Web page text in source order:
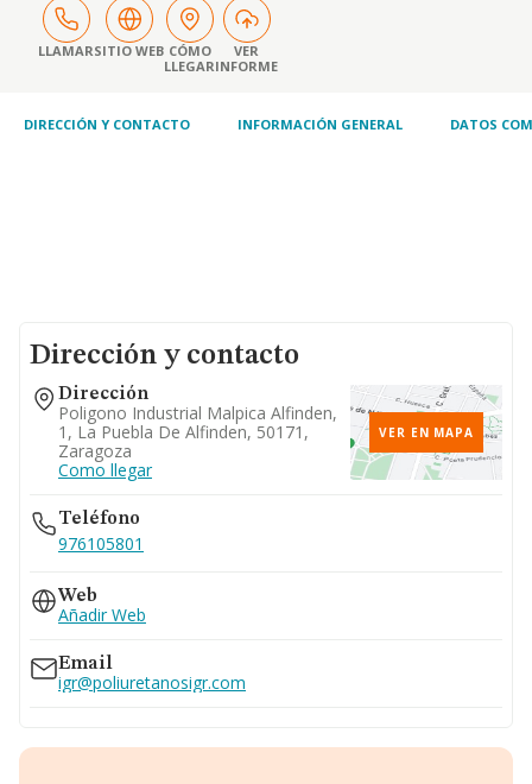
LLAMARSITIO WEB CÓMO
LLEGAR
VER
INFORME
DIRECCIÓN Y CONTACTO INFORMACIÓN GENERAL DATOS
Dirección y contacto
Dirección
Poligono Industrial Malpica Alfinden,
1, La Puebla De Alfinden, 50171,
Zaragoza
Como llegar
VER EN MAPA
Teléfono
976105801
Web
Añadir Web
Email
igr@poliuretanosigr.com